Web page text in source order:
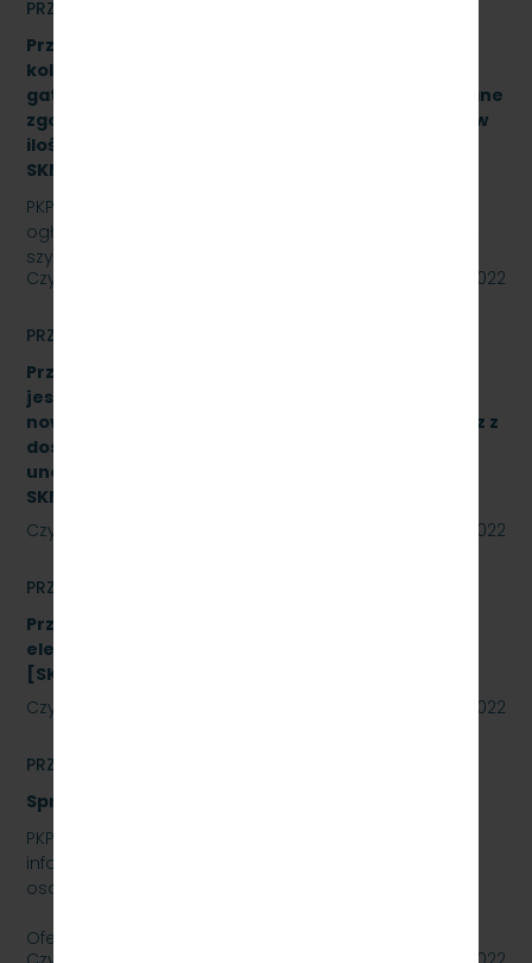
PRZETARGI
Przetarg nieograniczony na zakup i dostawę szyn
kolejowych 49E1 o jednostkowej długości 30 mb,
gatunek stali R260, odmiana ”S”, klasa AX wykonane
zgodnie z normą PN-EN 13674-1 ILK3d – 518/03/07 w
ilości (37,043Ton) – 25 sztuk, znak:
SKMMU.086.54.22.
PKP SZYBKA KOLEJ MIEJSKA W TRÓJMIEŚCIE Sp. z o.o.
ogłasza przetarg nieograniczony na zakup i dostawę
szyn kolejowych 49E1 o jednostkowej długości 30…
Czytaj dalej
09 września 2022
PRZETARGI
Przetarg nieograniczony, którego przedmiotem
jest dostawa 10 wieloczłonowych fabrycznie
nowych elektrycznych zespołów trakcyjnych wraz z
dostawą sprzętu przeznaczonego do
unowocześnienia zaplecza utrzymania taboru
SKMMU.086.26.22
Czytaj dalej
02 września 2022
PRZETARGI
Przetarg nieograniczony na zakup energii
elektrycznej nietrakcyjnej na rok 2023
[SKMMU.086.48.22]
Czytaj dalej
02 września 2022
PRZETARGI
Sprzedaż auta osobowego Skoda SuperB
PKP SZYBKA KOLEJ MIEJSKA W TRÓJMIEŚCIE SP. Z O.O.
informuje, że wystawia na sprzedaż samochód
osobowy Skoda SuperB.
Oferty należy składać do dnia…